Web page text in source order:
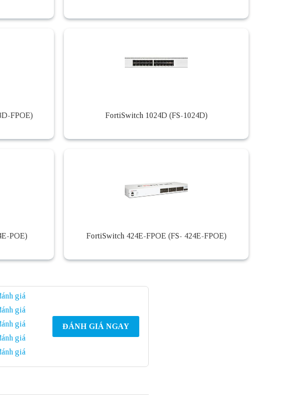
FPOE) FortiSwitch 1024D (FS-1024D)
POE) FortiSwitch 424E-FPOE (FS- 424E-FPOE)
giá
giá
giá
giá
giá
ĐÁNH GIÁ NGAY